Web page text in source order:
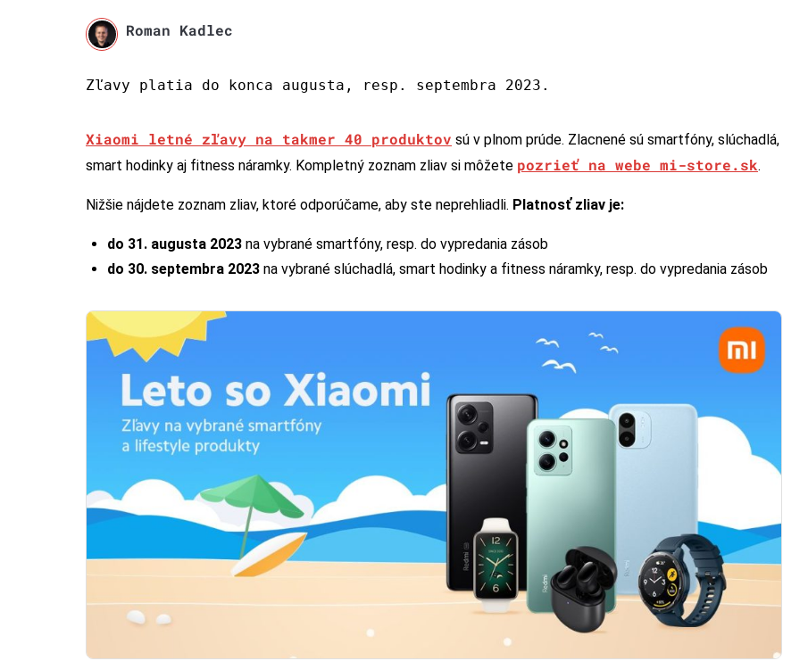
Roman Kadlec
Zľavy platia do konca augusta, resp. septembra 2023.
Xiaomi letné zľavy na takmer 40 produktov sú v plnom prúde. Zlacnené sú smartfóny, slúchadlá,
smart hodinky aj fitness náramky. Kompletný zoznam zliav si môžete pozrieť na webe mi-store.sk.
Nižšie nájdete zoznam zliav, ktoré odporúčame, aby ste neprehliadli. Platnosť zliav je:
do 31. augusta 2023 na vybrané smartfóny, resp. do vypredania zásob
do 30. septembra 2023 na vybrané slúchadlá, smart hodinky a fitness náramky, resp. do vypredania zásob